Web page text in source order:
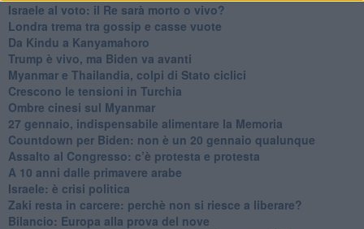
Israele al voto: il Re sarà morto o vivo?
Londra trema tra gossip e casse vuote
Da Kindu a Kanyamahoro
Trump è vivo, ma Biden va avanti
Myanmar e Thailandia, colpi di Stato ciclici
Crescono le tensioni in Turchia
Ombre cinesi sul Myanmar
27 gennaio, indispensabile alimentare la Memoria
Countdown per Biden: non è un 20 gennaio qualunque
Assalto al Congresso: c’è protesta e protesta
A 10 anni dalle primavere arabe
Israele: è crisi politica
Zaki resta in carcere: perchè non si riesce a liberare?
Bilancio: Europa alla prova del nove